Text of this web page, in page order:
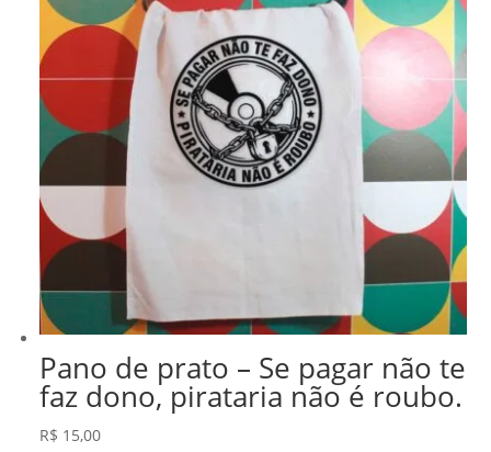
Pano de prato – Se pagar não te
faz dono, pirataria não é roubo.
R$ 15,00